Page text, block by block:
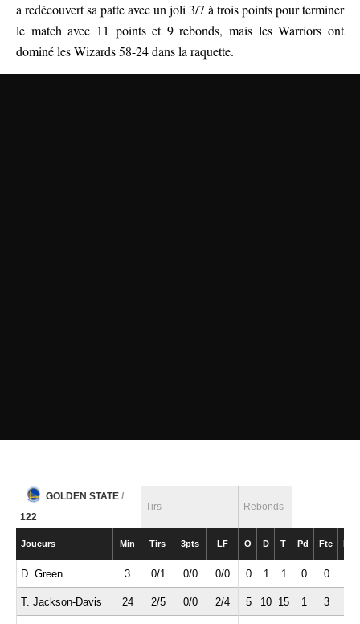
a redécouvert sa patte avec un joli 3/7 à trois points pour terminer
le match avec 11 points et 9 rebonds, mais les Warriors ont
dominé les Wizards 58-24 dans la raquette.
GOLDEN STATE /
122
Tirs Rebonds
Joueurs Min Tirs 3pts LF O D T Pd Fte
D. Green 3 0/1 0/0 0/0 0 1 1 0 0
T. Jackson-Davis 24 2/5 0/0 2/4 5 10 15 1 3